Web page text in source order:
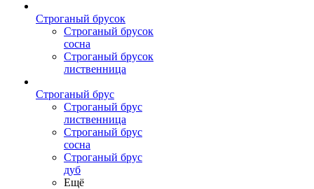
Строганый брусок
Строганый брусок
сосна
Строганый брусок
лиственница
Строганый брус
Строганый брус
лиственница
Строганый брус
сосна
Строганый брус
дуб
Ещё